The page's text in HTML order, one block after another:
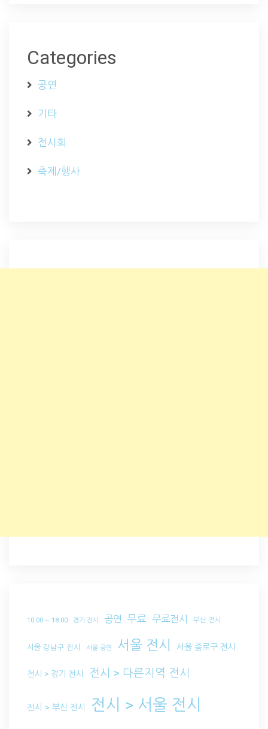
Categories
공연
기타
전시회
축제/행사
10:00 ~ 18:00 경기 전시 공연 무료 무료전시 부산 전시
서울 강남구 전시 서울 공연 서울 전시 서울 종로구 전시
전시 > 경기 전시 전시 > 다른지역 전시
전시 > 부산 전시 전시 > 서울 전시